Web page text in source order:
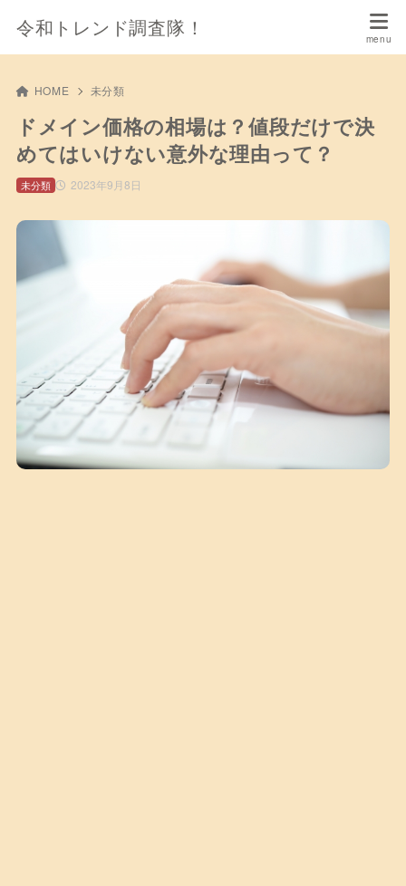
令和トレンド調査隊！
HOME 未分類
ドメイン価格の相場は？値段だけで決
めてはいけない意外な理由って？
2023年9月8日
未分類